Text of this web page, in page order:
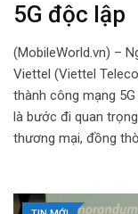
5G độc lập
(MobileWorld.vn) –
Viettel (Viettel
thành công mạng
là bước đi quan
thương mại, đồng